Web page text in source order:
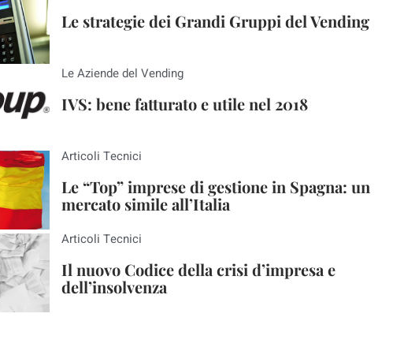
Le strategie dei Grandi Gruppi del Vending
Le Aziende del Vending
IVS: bene fatturato e utile nel 2018
Articoli Tecnici
Le “Top” imprese di gestione in Spagna: un
mercato simile all’Italia
Articoli Tecnici
Il nuovo Codice della crisi d’impresa e
dell’insolvenza